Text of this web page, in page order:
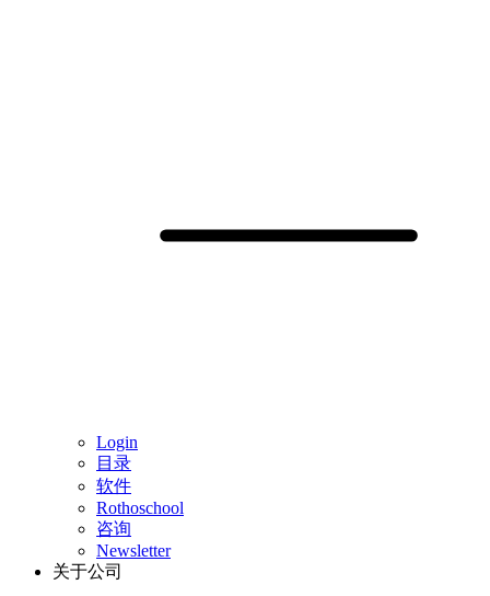
Login
目录
软件
Rothoschool
咨询
Newsletter
关于公司